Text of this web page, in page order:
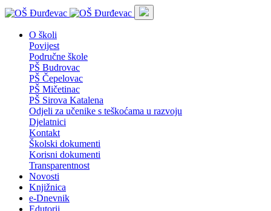
O školi
Povijest
Područne škole
PŠ Budrovac
PŠ Čepelovac
PŠ Mičetinac
PŠ Sirova Katalena
Odjeli za učenike s teškoćama u razvoju
Djelatnici
Kontakt
Školski dokumenti
Korisni dokumenti
Transparentnost
Novosti
Knjižnica
e-Dnevnik
Edutorij